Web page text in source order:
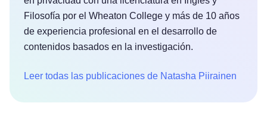
Filosofía por el Wheaton College y más de 10 años
de experiencia profesional en el desarrollo de
contenidos basados en la investigación.
Leer todas las publicaciones de Natasha Piirainen